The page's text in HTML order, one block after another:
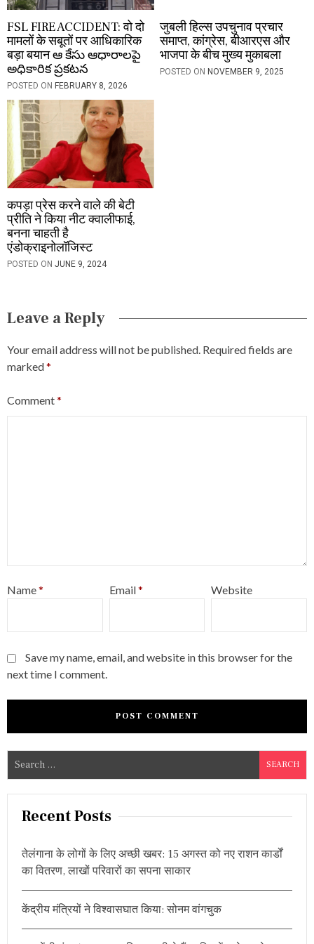
FSL FIRE ACCIDENT: वो दो
मामलों के सबूतों पर आधिकारिक
बड़ा बयान ఆ కేసు ఆధారాలపై
అధికారిక ప్రకటన
POSTED ON FEBRUARY 8, 2026
जुबली हिल्स उपचुनाव प्रचार
समाप्त, कांग्रेस, बीआरएस और
भाजपा के बीच मुख्य मुकाबला
POSTED ON NOVEMBER 9, 2025
कपड़ा प्रेस करने वाले की बेटी
प्रीति ने किया नीट क्वालीफाई,
बनना चाहती है
एंडोक्राइनोलॉजिस्ट
POSTED ON JUNE 9, 2024
Leave a Reply
Your email address will not be published. Required fields are
marked*
Comment*
Name* Email* Website
Save my name, email, and website in this browser for the
next time I comment.
a
Recent Posts
तेलंगाना के लोगों के लिए अच्छी खबर: 15 अगस्त को नए राशन कार्डों
का वितरण, लाखों परिवारों का सपना साकार
केंद्रीय मंत्रियों ने विश्वासघात किया: सोनम वांगचुक